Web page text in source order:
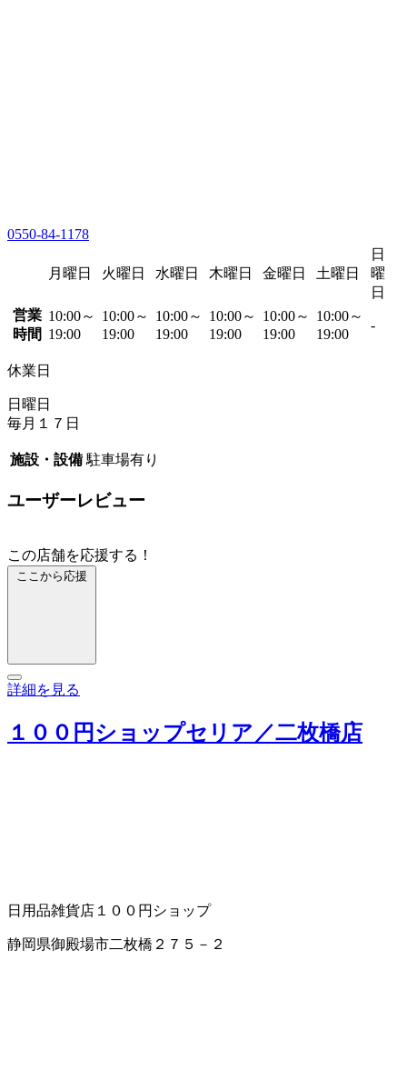
0550-84-1178
月曜日 火曜日 水曜日 木曜日 金曜日 土曜日
日
曜
日
営業
時間
10:00～
19:00
10:00～
19:00
10:00～
19:00
10:00～
19:00
10:00～
19:00
10:00～
19:00
-
休業日
日曜日
毎月１７日
施設・設備 駐車場有り
ユーザーレビュー
この店舗を応援する！
ここから応援
詳細を見る
１００円ショップセリア／二枚橋店
日用品雑貨店 １００円ショップ
静岡県御殿場市二枚橋２７５－２